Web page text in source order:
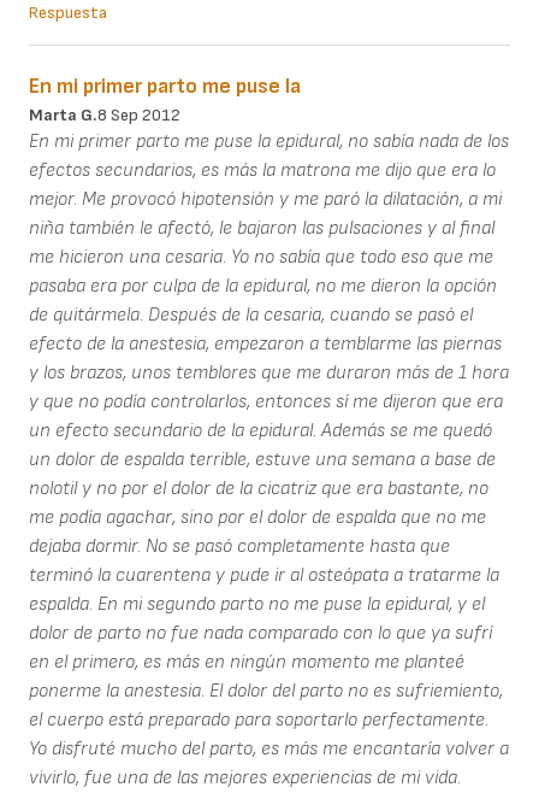
Respuesta
En mi primer parto me puse la
Marta G.8 Sep 2012
En mi primer parto me puse la epidural, no sabía nada de los
efectos secundarios, es más la matrona me dijo que era lo
mejor. Me provocó hipotensión y me paró la dilatación, a mi
niña también le afectó, le bajaron las pulsaciones y al final
me hicieron una cesaria. Yo no sabía que todo eso que me
pasaba era por culpa de la epidural, no me dieron la opción
de quitármela. Después de la cesaria, cuando se pasó el
efecto de la anestesia, empezaron a temblarme las piernas
y los brazos, unos temblores que me duraron más de 1 hora
y que no podía controlarlos, entonces sí me dijeron que era
un efecto secundario de la epidural. Además se me quedó
un dolor de espalda terrible, estuve una semana a base de
nolotil y no por el dolor de la cicatriz que era bastante, no
me podía agachar, sino por el dolor de espalda que no me
dejaba dormir. No se pasó completamente hasta que
terminó la cuarentena y pude ir al osteópata a tratarme la
espalda. En mi segundo parto no me puse la epidural, y el
dolor de parto no fue nada comparado con lo que ya sufrí
en el primero, es más en ningún momento me planteé
ponerme la anestesia. El dolor del parto no es sufriemiento,
el cuerpo está preparado para soportarlo perfectamente.
Yo disfruté mucho del parto, es más me encantaría volver a
vivirlo, fue una de las mejores experiencias de mi vida.